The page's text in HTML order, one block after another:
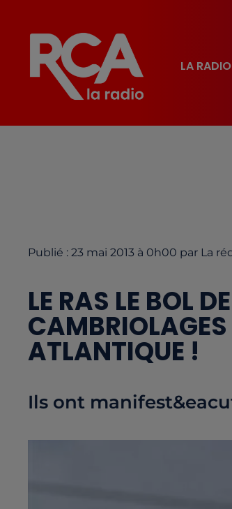
LA RADIO
Publié : 23 mai 2013 à 0h00 par La
LE RAS LE BOL
CAMBRIOLAGES
ATLANTIQUE !
Ils ont